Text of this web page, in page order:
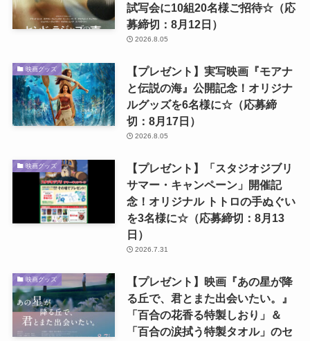
試写会に10組20名様ご招待☆（応
募締切：8月12日）
2026.8.05
映画グッズ
【プレゼント】実写映画『モアナ
と伝説の海』公開記念！オリジナ
ルグッズを6名様に☆（応募締
切：8月17日）
2026.8.05
映画グッズ
【プレゼント】「スタジオジブリ
サマー・キャンペーン」開催記
念！オリジナル トトロの手ぬぐい
を3名様に☆（応募締切：8月13
日）
2026.7.31
映画グッズ
【プレゼント】映画『あの星が降
る丘で、君とまた出会いたい。』
「百合の花香る特製しおり」＆
「百合の涙拭う特製タオル」のセ